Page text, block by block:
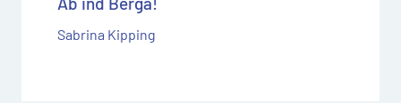
Sabrina Kipping